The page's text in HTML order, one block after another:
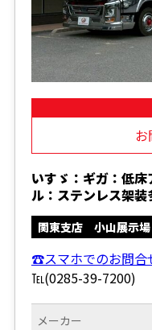
お
いすゞ：ギガ：低
ル：ステンレス架
関東支店 小山展示場
☎スマホでのお問合
℡(0285-39-7200)
メーカー